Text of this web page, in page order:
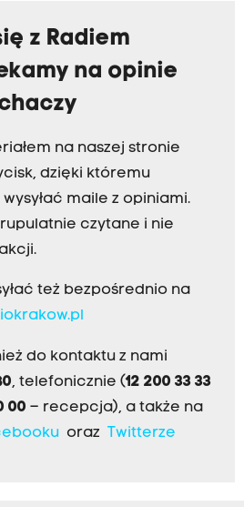
z Radiem
na opinie
na naszej stronie
dzięki któremu
maile z opiniami.
czytane i nie
też bezpośrednio na
do kontaktu z nami
, telefonicznie (12 200 33 33
00 – recepcja), a także na
oraz Twitterze